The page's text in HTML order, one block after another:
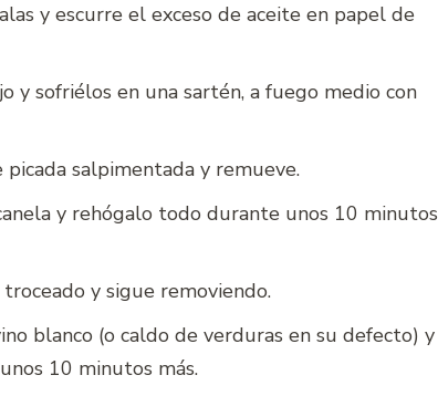
y escurre el exceso de aceite en papel de
y sofriélos en una sartén, a fuego medio con
picada salpimentada y remueve.
y rehógalo todo durante unos 10 minutos
y sigue removiendo.
blanco (o caldo de verduras en su defecto) y
10 minutos más.